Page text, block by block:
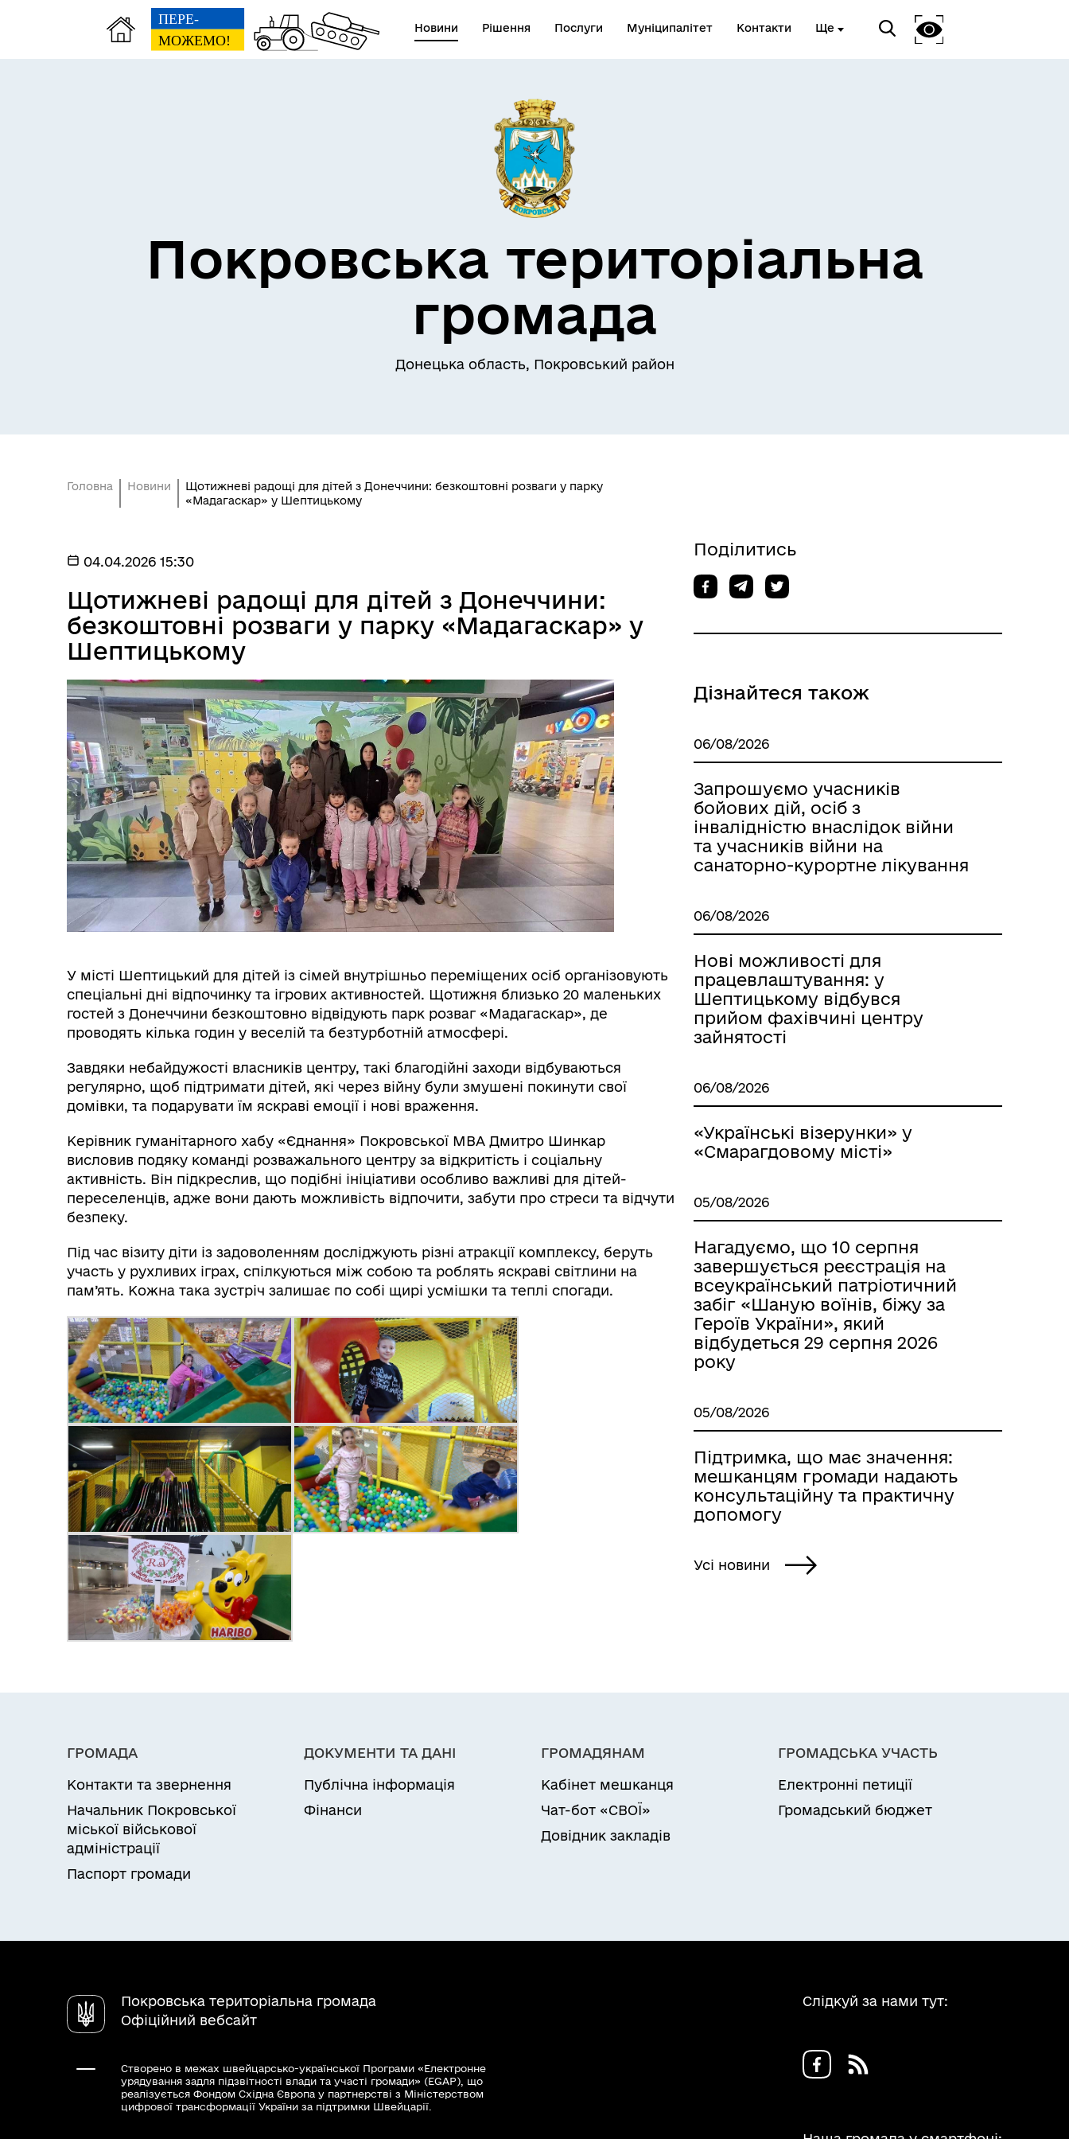
Новини Рішення Послуги Муніципалітет Контакти Ще
Гуманітарна допомога
Розпорядження начальника
Покровської військової
адміністрації
Меморандуми
Соціальні послуги
🤝🏻ВЕТЕРАНАМ
Покровська територіальна
громада
Донецька область, Покровський район
Головна Новини
Щотижневі радощі для дітей з Донеччини: безкоштовні розваги у парку
«Мадагаскар» у Шептицькому
04.04.2026 15:30
Щотижневі радощі для дітей з Донеччини:
безкоштовні розваги у парку «Мадагаскар» у
Шептицькому
У місті Шептицький для дітей із сімей внутрішньо переміщених осіб організовують
спеціальні дні відпочинку та ігрових активностей. Щотижня близько 20 маленьких
гостей з Донеччини безкоштовно відвідують парк розваг «Мадагаскар», де
проводять кілька годин у веселій та безтурботній атмосфері.
Завдяки небайдужості власників центру, такі благодійні заходи відбуваються
регулярно, щоб підтримати дітей, які через війну були змушені покинути свої
домівки, та подарувати їм яскраві емоції і нові враження.
Керівник гуманітарного хабу «Єднання» Покровської МВА Дмитро Шинкар
висловив подяку команді розважального центру за відкритість і соціальну
активність. Він підкреслив, що подібні ініціативи особливо важливі для дітей-
переселенців, адже вони дають можливість відпочити, забути про стреси та відчути
безпеку.
Під час візиту діти із задоволенням досліджують різні атракції комплексу, беруть
участь у рухливих іграх, спілкуються між собою та роблять яскраві світлини на
пам’ять. Кожна така зустріч залишає по собі щирі усмішки та теплі спогади.
Поділитись
Дізнайтеся також
06/08/2026
Запрошуємо учасників
бойових дій, осіб з
інвалідністю внаслідок війни
та учасників війни на
санаторно-курортне лікування
06/08/2026
Нові можливості для
працевлаштування: у
Шептицькому відбувся
прийом фахівчині центру
зайнятості
06/08/2026
«Українські візерунки» у
«Смарагдовому місті»
05/08/2026
Нагадуємо, що 10 серпня
завершується реєстрація на
всеукраїнський патріотичний
забіг «Шаную воїнів, біжу за
Героїв України», який
відбудеться 29 серпня 2026
року
05/08/2026
Підтримка, що має значення:
мешканцям громади надають
консультаційну та практичну
допомогу
Усі новини
ГРОМАДА
Контакти та звернення
Начальник Покровської
міської військової
адміністрації
Паспорт громади
ДОКУМЕНТИ ТА ДАНІ
Публічна інформація
Фінанси
ГРОМАДЯНАМ
Кабінет мешканця
Чат-бот «СВОЇ»
Довідник закладів
ГРОМАДСЬКА УЧАСТЬ
Електронні петиції
Громадський бюджет
Покровська територіальна громада
Офіційний вебсайт
Створено в межах швейцарсько-української Програми «Електронне
урядування задля підзвітності влади та участі громади» (EGAP), що
реалізується Фондом Східна Європа у партнерстві з Міністерством
цифрової трансформації України за підтримки Швейцарії.
Слідкуй за нами тут: